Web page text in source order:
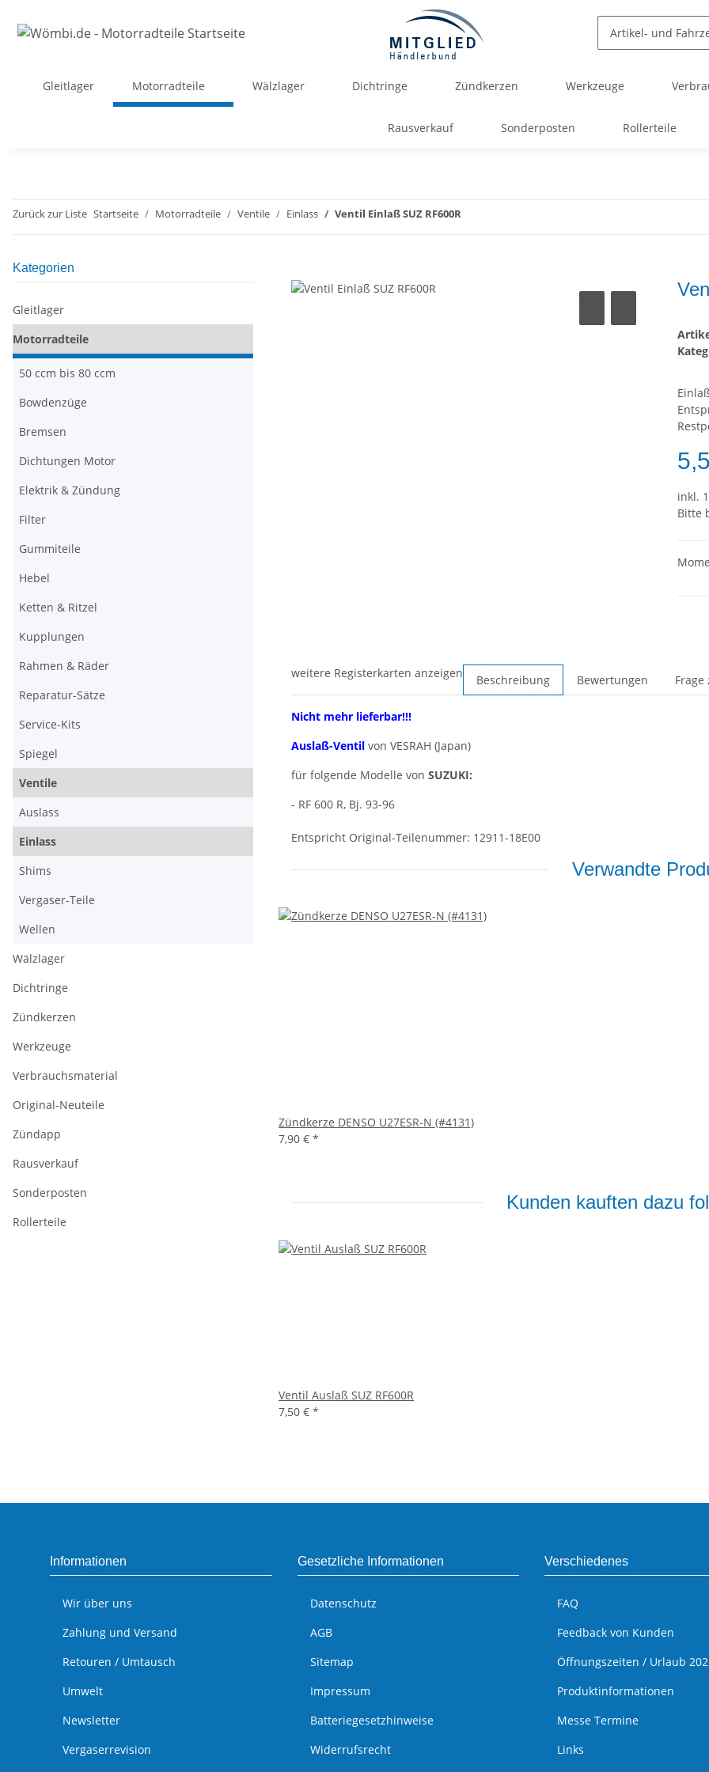
Gleitlager Motorradteile Wälzlager Dichtringe Zündkerzen Werkzeuge
Rausverkauf Sonderposten Rollerteile
Zurück zur Liste Startseite Motorradteile Ventile Einlass Ventil Einlaß SUZ RF600R
inkl.
Bitte
weitere Registerkarten anzeigen Beschreibung Bewertungen
Nicht mehr lieferbar!!!
Auslaß-Ventil von VESRAH (Japan)
für folgende Modelle von SUZUKI:
- RF 600 R, Bj. 93-96
Entspricht Original-Teilenummer: 12911-18E00
Verwandte
Zündkerze DENSO U27ESR-N (#4131)
7,90 € *
Kunden kauften dazu
Ventil Auslaß SUZ RF600R
7,50 € *
Kategorien
Gleitlager
Motorradteile
50 ccm bis 80 ccm
Bowdenzüge
Bremsen
Dichtungen Motor
Elektrik & Zündung
Filter
Gummiteile
Hebel
Ketten & Ritzel
Kupplungen
Rahmen & Räder
Reparatur-Sätze
Service-Kits
Spiegel
Ventile
Auslass
Einlass
Shims
Vergaser-Teile
Wellen
Wälzlager
Dichtringe
Zündkerzen
Werkzeuge
Verbrauchsmaterial
Original-Neuteile
Zündapp
Rausverkauf
Sonderposten
Rollerteile
Informationen
Wir über uns
Zahlung und Versand
Retouren / Umtausch
Umwelt
Newsletter
Vergaserrevision
Gesetzliche Informationen
Datenschutz
AGB
Sitemap
Impressum
Batteriegesetzhinweise
Widerrufsrecht
Verschiedenes
FAQ
Feedback von Kunden
Öffnungszeiten / Urlaub
Produktinformationen
Messe Termine
Links